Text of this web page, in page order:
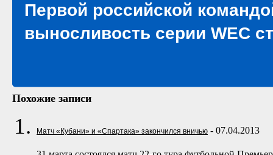
Первой российской
выносливость серии WEC
Похожие записи
Матч «Кубани» и «Спартака» закончился вничью - 07.04.2013